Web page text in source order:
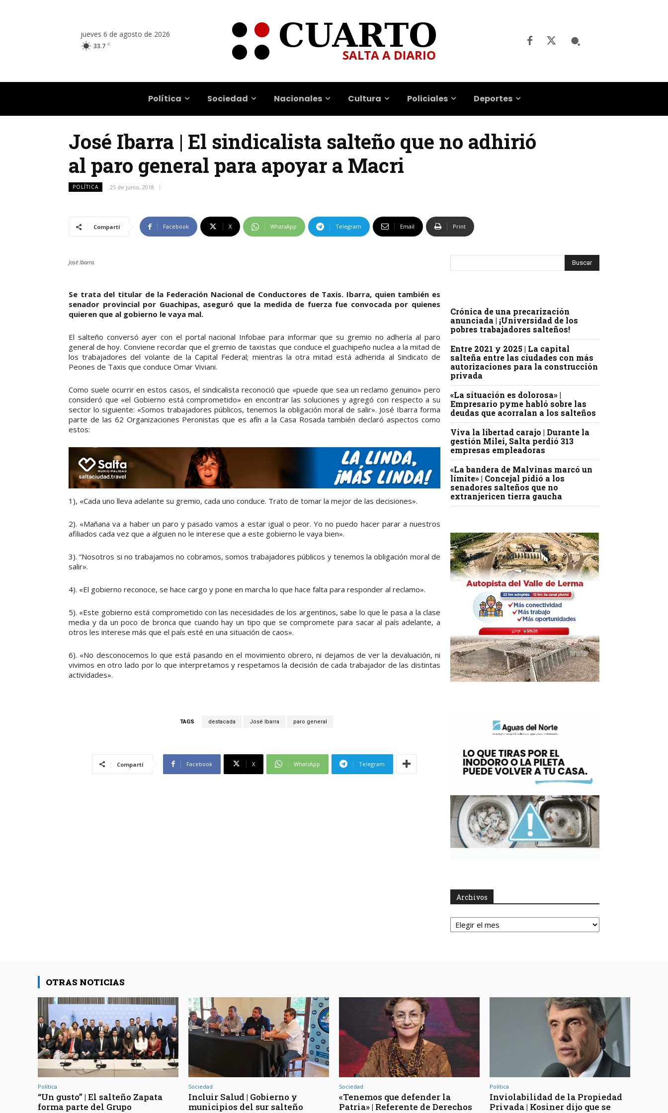
jueves 6 de agosto de 2026
33.7 C
Política Sociedad Nacionales Cultura Policiales Deportes
José Ibarra | El sindicalista salteño que no adhirió
al paro general para apoyar a Macri
POLÍTICA 25 de junio, 2018
Compartí Facebook X WhatsApp Telegram Email Print
Josè Ibarra.
Se trata del titular de la Federación Nacional de Conductores de Taxis. Ibarra, quien también es
senador provincial por Guachipas, aseguró que la medida de fuerza fue convocada por quienes
quieren que al gobierno le vaya mal.
El salteño conversó ayer con el portal nacional Infobae para informar que su gremio no adhería al paro
general de hoy. Conviene recordar que el gremio de taxistas que conduce el guachipeño nuclea a la mitad de
los trabajadores del volante de la Capital Federal; mientras la otra mitad está adherida al Sindicato de
Peones de Taxis que conduce Omar Viviani.
Como suele ocurrir en estos casos, el sindicalista reconoció que «puede que sea un reclamo genuino» pero
consideró que «el Gobierno está comprometido» en encontrar las soluciones y agregó con respecto a su
sector lo siguiente: «Somos trabajadores públicos, tenemos la obligación moral de salir». José Ibarra forma
parte de las 62 Organizaciones Peronistas que es afín a la Casa Rosada también declaró aspectos como
estos:
1), «Cada uno lleva adelante su gremio, cada uno conduce. Trato de tomar la mejor de las decisiones».
2). «Mañana va a haber un paro y pasado vamos a estar igual o peor. Yo no puedo hacer parar a nuestros
afiliados cada vez que a alguien no le interese que a este gobierno le vaya bien».
3). “Nosotros si no trabajamos no cobramos, somos trabajadores públicos y tenemos la obligación moral de
salir».
4). «El gobierno reconoce, se hace cargo y pone en marcha lo que hace falta para responder al reclamo».
5). «Este gobierno está comprometido con las necesidades de los argentinos, sabe lo que le pasa a la clase
media y da un poco de bronca que cuando hay un tipo que se compromete para sacar al país adelante, a
otros les interese más que el país esté en una situación de caos».
6). «No desconocemos lo que está pasando en el movimiento obrero, ni dejamos de ver la devaluación, ni
vivimos en otro lado por lo que interpretamos y respetamos la decisión de cada trabajador de las distintas
actividades».
TAGS destacada José Ibarra paro general
Compartí Facebook X WhatsApp Telegram
Crónica de una precarización
anunciada | ¡Universidad de los
pobres trabajadores salteños!
Entre 2021 y 2025 | La capital
salteña entre las ciudades con más
autorizaciones para la construcción
privada
«La situación es dolorosa» |
Empresario pyme habló sobre las
deudas que acorralan a los salteños
Viva la libertad carajo | Durante la
gestión Milei, Salta perdió 313
empresas empleadoras
«La bandera de Malvinas marcó un
límite» | Concejal pidió a los
senadores salteños que no
extranjericen tierra gaucha
Archivos
Archivos
OTRAS NOTICIAS
Política
“Un gusto” | El salteño Zapata
forma parte del Grupo
Sociedad
Incluir Salud | Gobierno y
municipios del sur salteño
Sociedad
«Tenemos que defender la
Patria» | Referente de Derechos
Política
Inviolabilidad de la Propiedad
Privada | Kosiner dijo que se